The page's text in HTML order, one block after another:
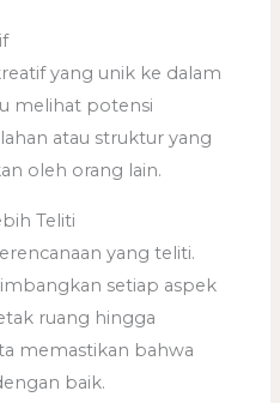
yang unik ke dalam
melihat potensi
atau struktur yang
oleh orang lain.
Teliti
yang teliti.
setiap aspek
ruang hingga
memastikan bahwa
baik.